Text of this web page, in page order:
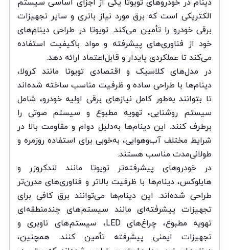
دینام در خودروهای تویوتا یکی از اجزای اساسی سیستم
الکتریکی است که برق مورد نیاز باتری و سایر تجهیزات
برقی خودرو را تأمین می‌کند. تویوتا در طراحی دینام‌های
خود از فناوری‌های پیشرفته و مواد باکیفیت استفاده
می‌کند تا عملکردی پایدار و قابل‌اعتماد ارائه دهد.
در مدل‌های کلاسیک و اقتصادی تویوتا مانند کرولا،
دینام‌ها با طراحی ساده و ظرفیت مناسب ساخته شده‌اند
تا بتوانند به‌طور کامل نیازهای برقی اولیه خودرو، شامل
سیستم روشنایی، تهویه مطبوع و سیستم صوتی را
برطرف کنند. این دینام‌ها به‌دلیل دوام و مقاومت بالا در
شرایط مختلف آب‌وهوایی، به‌خوبی برای استفاده روزمره و
طولانی‌مدت مناسب هستند.
در خودروهای پیشرفته‌تر تویوتا مانند لندکروزر و
هایلوکس، دینام‌ها با ظرفیت بالاتر و فناوری‌های مدرن‌تر
طراحی شده‌اند. این دینام‌ها می‌توانند برق کافی برای
تجهیزات پیشرفته‌ای مانند سیستم‌های چندمنطقه‌ای
تهویه مطبوع، چراغ‌های LED، سیستم‌های ناوبری و
تجهیزات ایمنی پیشرفته تأمین کنند. همچنین،